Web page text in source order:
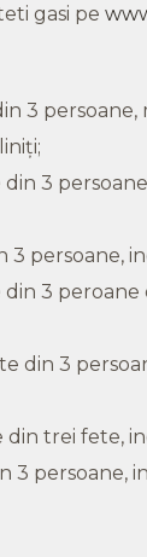
gasi pe
3
3
3 persoane,
3
din 3
din trei fete,
3 persoane,